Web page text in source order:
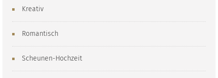
Kreativ
Romantisch
Scheunen-Hochzeit